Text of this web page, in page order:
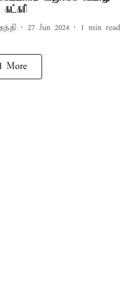
கட்கரி
27 Jun 2024 1 min read
More